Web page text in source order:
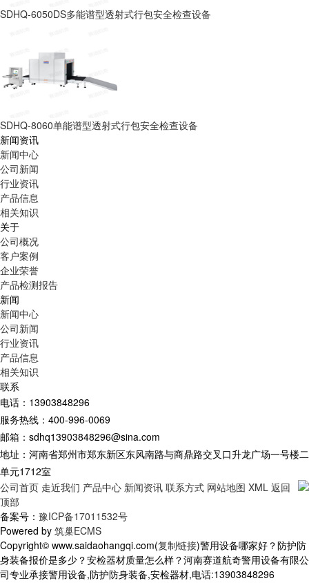
SDHQ-6050DS多能谱型透射式行包安全检查设备
SDHQ-8060单能谱型透射式行包安全检查设备
新闻资讯
新闻中心
公司新闻
行业资讯
产品信息
相关知识
关于
公司概况
客户案例
企业荣誉
产品检测报告
新闻
新闻中心
公司新闻
行业资讯
产品信息
相关知识
联系
电话：13903848296
服务热线：400-996-0069
邮箱：sdhq13903848296@sina.com
地址：河南省郑州市郑东新区东风南路与商鼎路交叉口升龙广场一号楼二
单元1712室
公司首页 走近我们 产品中心 新闻资讯 联系方式 网站地图 XML 返回
顶部
备案号： 豫ICP备17011532号
Powered by 筑巢ECMS
Copyright© www.saidaohangqi.com(复制链接)警用设备哪家好？防护防
身装备报价是多少？安检器材质量怎么样？河南赛道航奇警用设备有限公
司专业承接警用设备,防护防身装备,安检器材,电话:13903848296